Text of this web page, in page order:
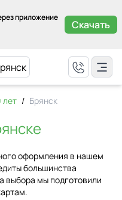
приложение
Скачать
лет / Брянск
оформления в нашем
большинства
выбора мы подготовили